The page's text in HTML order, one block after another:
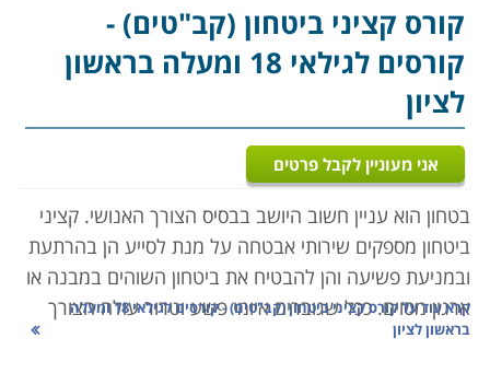
קורס קציני ביטחון (קב"טים) -
קורסים לגילאי 18 ומעלה בראשון
לציון
אני מעוניין לקבל פרטים
בטחון הוא עניין חשוב היושב בבסיס הצורך האנושי. קציני
ביטחון מספקים שירותי אבטחה על מנת לסייע הן בהרתעת
ובמניעת פשיעה והן להבטיח את ביטחון השוהים במבנה או
ארגון מסוים. ככל שגוברים איומי פשע וטרור עולה הצורך
באנשי ביטחון מיומנים בייחוד במקומות כגון בנקים, בתי
קרא עוד על
קורס קציני ביטחון (קב"טים) - קורסים לגילאי 18 ומעלה
בראשון לציון